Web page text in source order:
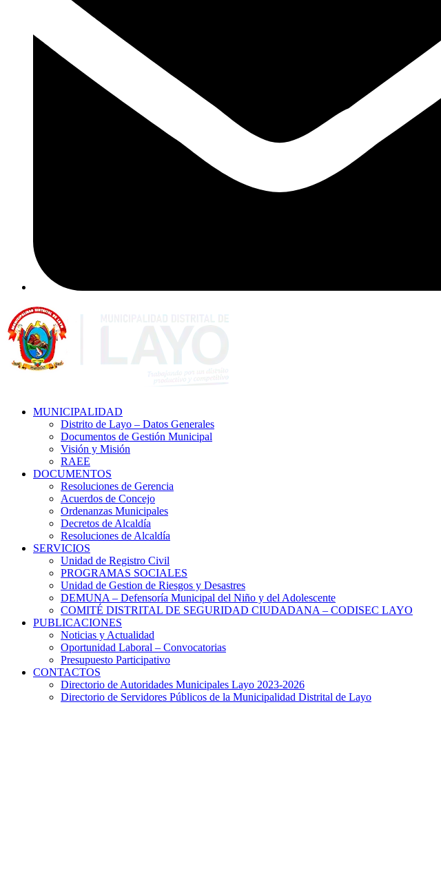
MUNICIPALIDAD
Distrito de Layo – Datos Generales
Documentos de Gestión Municipal
Visión y Misión
RAEE
DOCUMENTOS
Resoluciones de Gerencia
Acuerdos de Concejo
Ordenanzas Municipales
Decretos de Alcaldía
Resoluciones de Alcaldía
SERVICIOS
Unidad de Registro Civil
PROGRAMAS SOCIALES
Unidad de Gestion de Riesgos y Desastres
DEMUNA – Defensoría Municipal del Niño y del Adolescente
COMITÉ DISTRITAL DE SEGURIDAD CIUDADANA – CODISEC LAYO
PUBLICACIONES
Noticias y Actualidad
Oportunidad Laboral – Convocatorias
Presupuesto Participativo
CONTACTOS
Directorio de Autoridades Municipales Layo 2023-2026
Directorio de Servidores Públicos de la Municipalidad Distrital de Layo